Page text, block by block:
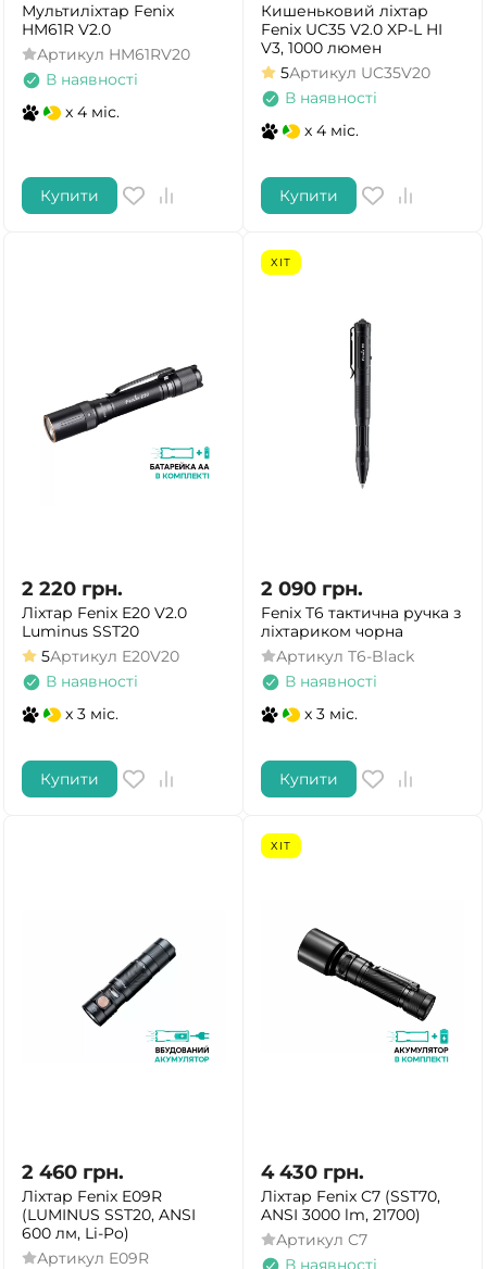
Мультиліхтар Fenix
HM61R V2.0
Артикул HM61RV20
В наявності
x 4 міс.
Купити
Кишеньковий ліхтар
Fenix UC35 V2.0 XP-L HI
V3, 1000 люмен
5Артикул UC35V20
В наявності
x 4 міс.
Купити
2 220 грн.
Ліхтар Fenix E20 V2.0
Luminus SST20
5Артикул E20V20
В наявності
x 3 міс.
Купити
ХІТ
2 090 грн.
Fenix T6 тактична ручка з
ліхтариком чорна
Артикул T6-Black
В наявності
x 3 міс.
Купити
2 460 грн.
Ліхтар Fenix E09R
(LUMINUS SST20, ANSI
600 лм, Li-Po)
Артикул E09R
ХІТ
4 430 грн.
Ліхтар Fenix C7 (SST70,
ANSI 3000 lm, 21700)
Артикул C7
В наявності